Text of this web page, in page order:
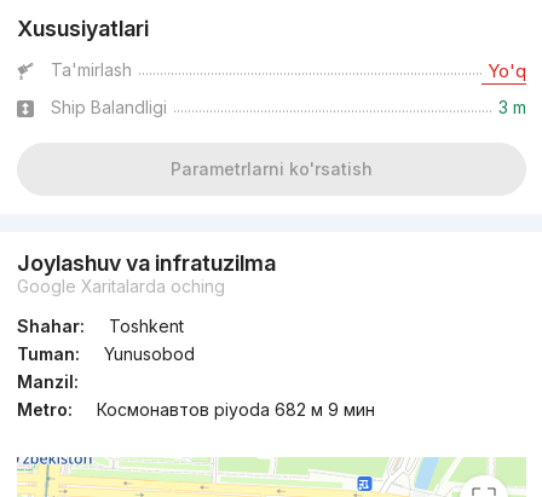
Xususiyatlari
Ta'mirlash Yo'q
Ship Balandligi 3 m
Parametrlarni ko'rsatish
Joylashuv va infratuzilma
Google Xaritalarda oching
Shahar:
Toshkent
Tuman:
Yunusobod
Manzil:
Metro:
Космонавтов piyoda 682 м 9 мин